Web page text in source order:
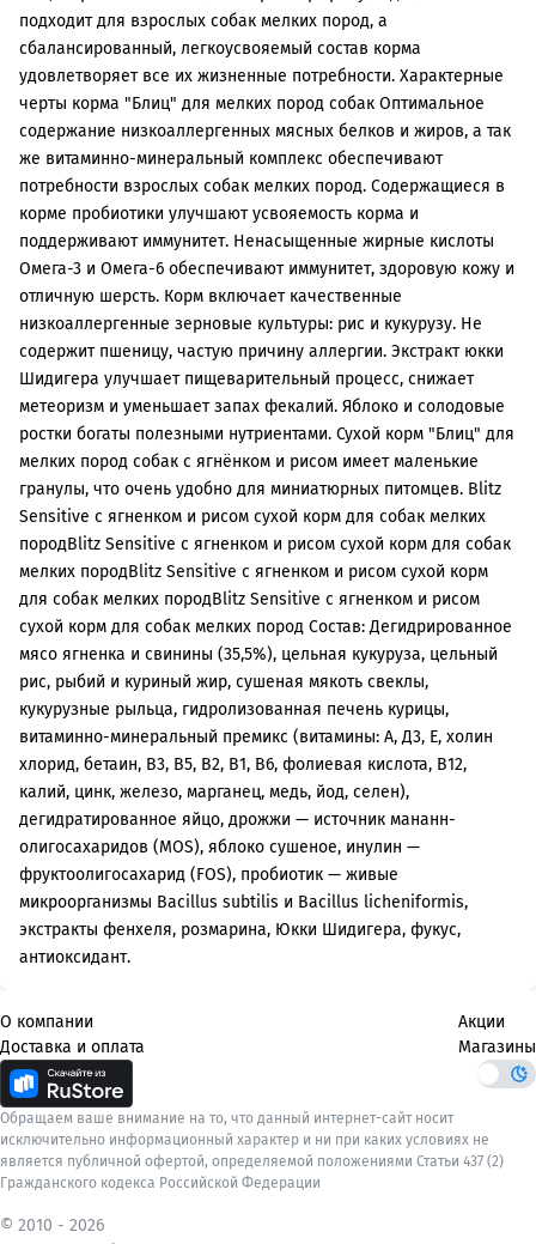
подходит для взрослых собак мелких пород, а
сбалансированный, легкоусвояемый состав корма
удовлетворяет все их жизненные потребности. Характерные
черты корма "Блиц" для мелких пород собак Оптимальное
содержание низкоаллергенных мясных белков и жиров, а так
же витаминно-минеральный комплекс обеспечивают
потребности взрослых собак мелких пород. Содержащиеся в
корме пробиотики улучшают усвояемость корма и
поддерживают иммунитет. Ненасыщенные жирные кислоты
Омега-3 и Омега-6 обеспечивают иммунитет, здоровую кожу и
отличную шерсть. Корм включает качественные
низкоаллергенные зерновые культуры: рис и кукурузу. Не
содержит пшеницу, частую причину аллергии. Экстракт юкки
Шидигера улучшает пищеварительный процесс, снижает
метеоризм и уменьшает запах фекалий. Яблоко и солодовые
ростки богаты полезными нутриентами. Сухой корм "Блиц" для
мелких пород собак с ягнёнком и рисом имеет маленькие
гранулы, что очень удобно для миниатюрных питомцев. Blitz
Sensitive с ягненком и рисом сухой корм для собак мелких
породBlitz Sensitive с ягненком и рисом сухой корм для собак
мелких породBlitz Sensitive с ягненком и рисом сухой корм
для собак мелких породBlitz Sensitive с ягненком и рисом
сухой корм для собак мелких пород Состав: Дегидрированное
мясо ягненка и свинины (35,5%), цельная кукуруза, цельный
рис, рыбий и куриный жир, сушеная мякоть свеклы,
кукурузные рыльца, гидролизованная печень курицы,
витаминно-минеральный премикс (витамины: А, Д3, Е, холин
хлорид, бетаин, В3, В5, В2, В1, В6, фолиевая кислота, В12,
калий, цинк, железо, марганец, медь, йод, селен),
дегидратированное яйцо, дрожжи — источник мананн-
олигосахаридов (MOS), яблоко сушеное, инулин —
фруктоолигосахарид (FOS), пробиотик — живые
микроорганизмы Bacillus subtilis и Bacillus licheniformis,
экстракты фенхеля, розмарина, Юкки Шидигера, фукус,
антиоксидант.
О компании
Доставка и оплата
Акции
Магазины
Обращаем ваше внимание на то, что данный интернет-сайт носит
исключительно информационный характер и ни при каких условиях не
является публичной офертой, определяемой положениями Статьи 437 (2)
Гражданского кодекса Российской Федерации
© 2010 - 2026